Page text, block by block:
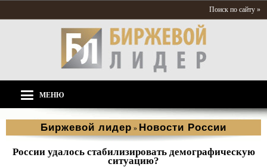
Поиск по сайту »
МЕНЮ
Биржевой лидер » Новости России
России удалось стабилизировать демографическую
ситуацию?